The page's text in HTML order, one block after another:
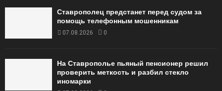
Ставрополец предстанет перед судом за
помощь телефонным мошенникам
07.08.2026 0
На Ставрополье пьяный пенсионер решил
проверить меткость и разбил стекло
иномарки